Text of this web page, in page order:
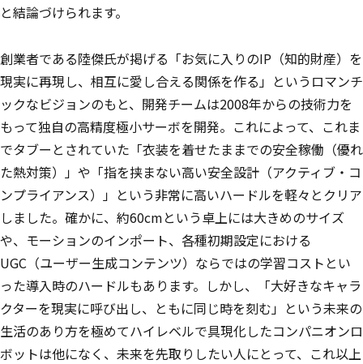
と結論づけられます。
創業者である陸傑氏が掲げる「お気に入りのIP（知的財産）を
現実に再現し、相互に愛し合える関係を作る」というロマンチ
ックなビジョンのもと、開発チームは2008年からの技術力を
もって独自の高精度極小サーボを開発。これによって、これま
でタブーとされていた「衣装を着せたままでの安全稼働（優れ
た熱対策）」や「指を挟まない高い安全設計（アクティブ・コ
ンプライアンス）」という非常に高いハードルを軽々とクリア
しました。確かに、約60cmという卓上には大きめのサイズ
や、モーションのインポート、各種初期設定における
UGC（ユーザー生成コンテンツ）ならではの学習コストとい
った導入時のハードルもあります。しかし、「大好きなキャラ
クターを現実に呼び出し、ともに同じ時を刻む」という未来の
生活のあり方を極めてハイレベルで具現化したコンパニオンロ
ボットは他になく、未来を先取りしたい人にとって、これ以上